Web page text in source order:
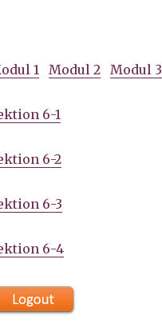
1 Modul 2 Modul 3
6-1
6-2
6-3
6-4